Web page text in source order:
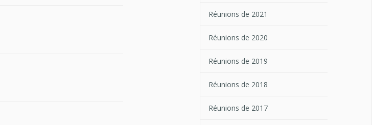
Réunions de 2021
Réunions de 2020
Réunions de 2019
Réunions de 2018
Réunions de 2017